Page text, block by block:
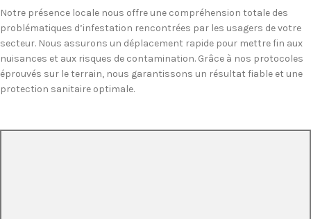
Notre présence locale nous offre une compréhension totale des
problématiques d’infestation rencontrées par les usagers de votre
secteur. Nous assurons un déplacement rapide pour mettre fin aux
nuisances et aux risques de contamination. Grâce à nos protocoles
éprouvés sur le terrain, nous garantissons un résultat fiable et une
protection sanitaire optimale.